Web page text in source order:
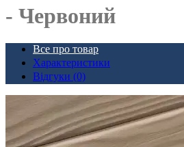
- Червоний
Все про товар
Характеристики
Відгуки (0)